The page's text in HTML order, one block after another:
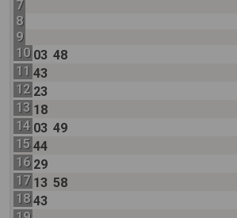
7
8
9
10 03 48
11 43
12 23
13 18
14 03 49
15 44
16 29
17 13 58
18 43